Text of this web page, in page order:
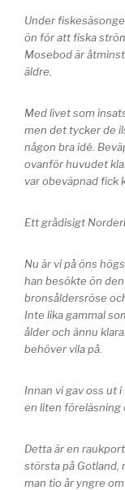
Under
ön för att fiska
Mosebod är
äldre.
Med livet som
men det tycker de
någon bra idé.
ovanför huvudet
var obeväpnad fick
Ett grådisigt
Nu är vi på öns
han besökte ön
bronsåldersröse
Inte lika gammal
ålder och ännu
behöver vila på.
Innan vi gav oss ut
en liten föreläsning
Detta är en
största på Gotland,
man tio år yngre